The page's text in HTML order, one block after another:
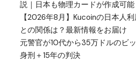
説｜日本も物理カードが作成可能
【2026年8月】Kucoinの日本人
との関係は？最新情報をお届け
元警官が10代から35万ドルのビ
身刑＋15年の判決